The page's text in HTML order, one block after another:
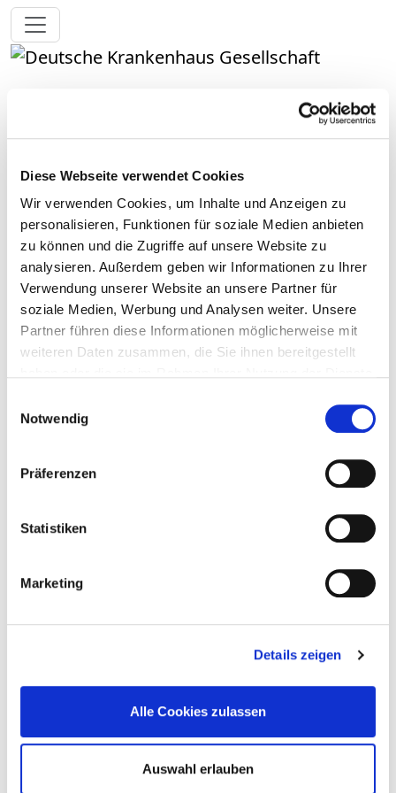
Diese Webseite verwendet Cookies
Wir verwenden Cookies, um Inhalte und Anzeigen zu
personalisieren, Funktionen für soziale Medien anbieten
zu können und die Zugriffe auf unsere Website zu
analysieren. Außerdem geben wir Informationen zu Ihrer
Verwendung unserer Website an unsere Partner für
soziale Medien, Werbung und Analysen weiter. Unsere
Partner führen diese Informationen möglicherweise mit
weiteren Daten zusammen, die Sie ihnen bereitgestellt
Notwendig
Präferenzen
Statistiken
Marketing
Details zeigen
Alle Cookies zulassen
Auswahl erlauben
Toggle navigation
Gesundheitszentrum
Wetterau gGmbH
Kreiskrankenhaus Schotten
Gesundheitszentrum Wetterau gGmbH
Kreiskrankenhaus Schotten
Wetterauer Platz 1
Tel.:06044-61-5530
ed.uarettew-zg@leppa.sukram
https://www.gesundheitszentrum-wetterau.de/176/